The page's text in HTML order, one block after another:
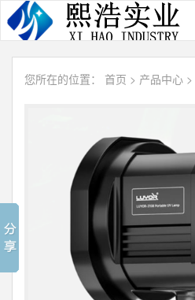
您所在的位置： 首页 > 产品中心 >